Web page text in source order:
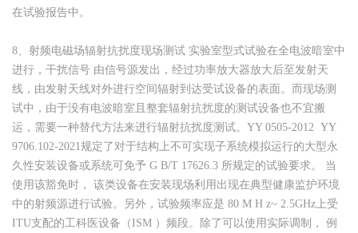
在试验报告中。
8、射频电磁场辐射抗扰度现场测试 实验室型式试验在全电波暗室中
进行，干扰信号 由信号源发出，经过功率放大器放大后至发射天
线，由发射天线对外进行空间辐射到达受试设备的表面。而现场测
试中，由于没有电波暗室且整套辐射抗扰度的测试设备也不宜搬
运，需要一种替代方法来进行辐射抗扰度测试。YY 0505-2012 YY
9706.102-2021规定了对于结构上不可实现子系统模拟运行的大型永
久性安装设备或系统可免予 G B/T 17626.3 所规定的试验要求。 当
使用该豁免时， 该类设备在安装现场利用出现在典型健康监护环境
中的射频源进行试验。另外，试验频率应是 80 M H z~ 2.5GHz上受
ITU支配的工科医设备（ISM ）频段。除了可以使用实际调制， 例